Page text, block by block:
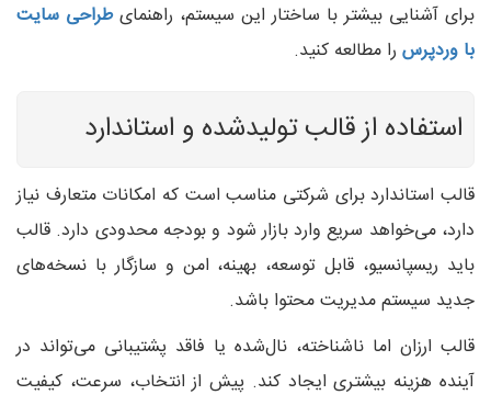
برای آشنایی بیشتر با ساختار این سیستم، راهنمایطراحی سایت
با وردپرس را مطالعه کنید.
استفاده از قالب تولیدشده و استاندارد
قالب استاندارد برای شرکتی مناسب است که امکانات متعارف نیاز
دارد، می‌خواهد سریع وارد بازار شود و بودجه محدودی دارد. قالب
باید ریسپانسیو، قابل توسعه، بهینه، امن و سازگار با نسخه‌های
جدید سیستم مدیریت محتوا باشد.
قالب ارزان اما ناشناخته، نال‌شده یا فاقد پشتیبانی می‌تواند در
آینده هزینه بیشتری ایجاد کند. پیش از انتخاب، سرعت، کیفیت